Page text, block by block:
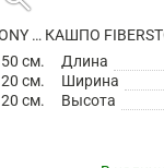
КАШПО FIBERSTONE BALCONY S MATT WHITE
50 см.
20 см.
20 см.
Длина
Ширина
Высота